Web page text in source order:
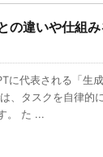
の違いや仕組
に代表される「生
、タスクを自律的
。 た ...